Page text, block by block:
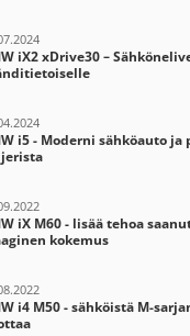
iX2 xDrive30 –
i5 - Moderni sähköauto
iX M60 - lisää tehoa
kokemus
i4 M50 - sähköistä M-